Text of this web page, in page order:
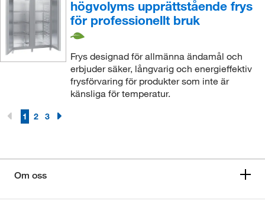
högvolyms upprättstående frys
för professionellt bruk
Frys designad för allmänna ändamål och
erbjuder säker, långvarig och energieffektiv
frysförvaring för produkter som inte är
känsliga för temperatur.
1 2 3
Om oss